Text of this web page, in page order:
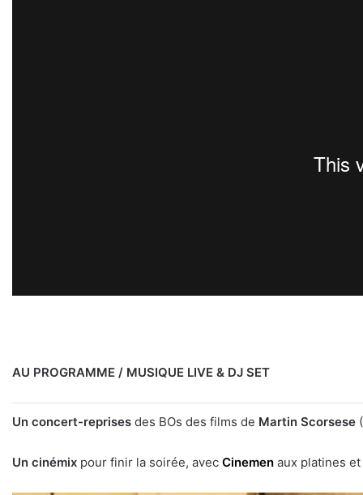
AU PROGRAMME / MUSIQUE LIVE & DJ SET
Un concert-reprises des BOs des films de Martin Scorsese
Un cinémix pour finir la soirée, avec Cinemen aux platines